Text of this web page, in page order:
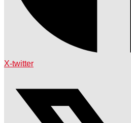
X-twitter